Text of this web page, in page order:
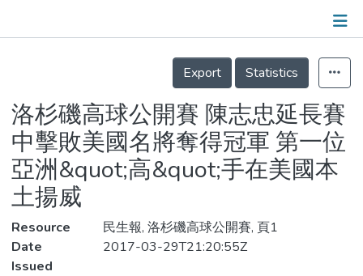
Statistics
Details
Export
Statistics
洛杉磯高球公開賽 陳志忠延長賽
中擊敗美國名將奪得冠軍 第一位
亞洲&quot;高&quot;手在美國本
土揚威
Resource
民生報, 洛杉磯高球公開賽, 頁1
Date
Issued
2017-03-29T21:20:55Z